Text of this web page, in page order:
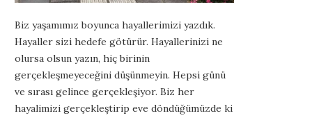
Biz yaşamımız boyunca hayallerimizi yazdık.
Hayaller sizi hedefe götürür. Hayallerinizi ne
olursa olsun yazın, hiç birinin
gerçekleşmeyeceğini düşünmeyin. Hepsi günü
ve sırası gelince gerçekleşiyor. Biz her
hayalimizi gerçekleştirip eve döndüğümüzde ki